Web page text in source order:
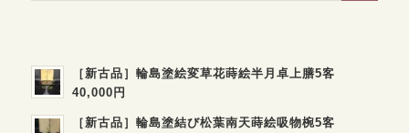
［新古品］輪島塗絵変草花蒔絵半月卓上膳5客
40,000円
［新古品］輪島塗結び松葉南天蒔絵吸物椀5客